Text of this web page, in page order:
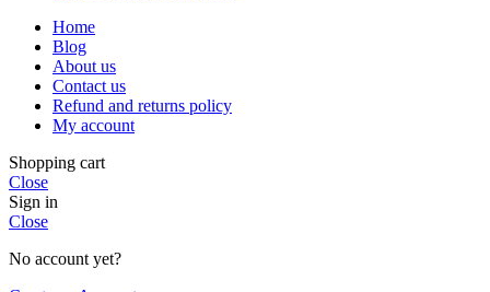
Home
Blog
About us
Contact us
Refund and returns policy
My account
Shopping cart
Close
Sign in
Close
No account yet?